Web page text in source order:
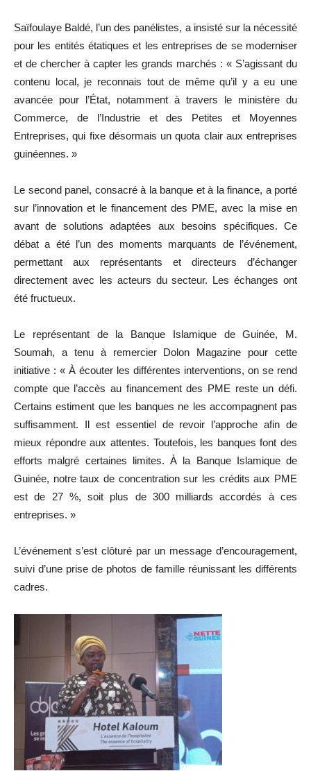
Saïfoulaye Baldé, l’un des panélistes, a insisté sur la nécessité
pour les entités étatiques et les entreprises de se moderniser
et de chercher à capter les grands marchés : « S’agissant du
contenu local, je reconnais tout de même qu’il y a eu une
avancée pour l’État, notamment à travers le ministère du
Commerce, de l’Industrie et des Petites et Moyennes
Entreprises, qui fixe désormais un quota clair aux entreprises
guinéennes. »
Le second panel, consacré à la banque et à la finance, a porté
sur l’innovation et le financement des PME, avec la mise en
avant de solutions adaptées aux besoins spécifiques. Ce
débat a été l’un des moments marquants de l’événement,
permettant aux représentants et directeurs d’échanger
directement avec les acteurs du secteur. Les échanges ont
été fructueux.
Le représentant de la Banque Islamique de Guinée, M.
Soumah, a tenu à remercier Dolon Magazine pour cette
initiative : « À écouter les différentes interventions, on se rend
compte que l’accès au financement des PME reste un défi.
Certains estiment que les banques ne les accompagnent pas
suffisamment. Il est essentiel de revoir l’approche afin de
mieux répondre aux attentes. Toutefois, les banques font des
efforts malgré certaines limites. À la Banque Islamique de
Guinée, notre taux de concentration sur les crédits aux PME
est de 27 %, soit plus de 300 milliards accordés à ces
entreprises. »
L’événement s’est clôturé par un message d’encouragement,
suivi d’une prise de photos de famille réunissant les différents
cadres.